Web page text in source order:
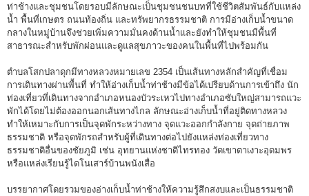
ท่าช้างและชุมชนโดยรอบมีลักษณะเป็นชุมชนชนบทที่ใช้ชีวิตสัมพันธ์กับแหล่ง
น้ำ พื้นที่เกษตร ถนนท้องถิ่น และทรัพยากรธรรมชาติ การมีอ่างเก็บน้ำขนาด
กลางในหมู่บ้านจึงช่วยเพิ่มความมั่นคงด้านน้ำและยังทำให้ชุมชนมีพื้นที่
สาธารณะสำหรับพักผ่อนและดูแลสุขภาวะของคนในพื้นที่ไปพร้อมกัน
ตำบลโสกปลาดุกมีทางหลวงหมายเลข 2354 เป็นเส้นทางหลักสำคัญที่เชื่อม
การเดินทางผ่านพื้นที่ ทำให้อ่างเก็บน้ำท่าช้างมีข้อได้เปรียบด้านการเข้าถึง นัก
ท่องเที่ยวที่เดินทางจากอำเภอหนองบัวระเหวไปทางอำเภอซับใหญ่สามารถแวะ
พักได้โดยไม่ต้องออกนอกเส้นทางไกล ลักษณะอ่างเก็บน้ำที่อยู่ติดทางหลวง
ทำให้เหมาะกับการเป็นจุดพักระหว่างทาง จุดแวะออกกำลังกาย จุดถ่ายภาพ
ธรรมชาติ หรือจุดพักรถสำหรับผู้ที่เดินทางต่อไปยังแหล่งท่องเที่ยวทาง
ธรรมชาติอื่นของชัยภูมิ เช่น อุทยานแห่งชาติไทรทอง วัดเขาตาเงาะอุดมพร
หรือแหล่งเรียนรู้ไดโนเสาร์บ้านพนังเสื่อ
บรรยากาศโดยรวมของอ่างเก็บน้ำท่าช้างให้ความรู้สึกสงบและเป็นธรรมชาติ